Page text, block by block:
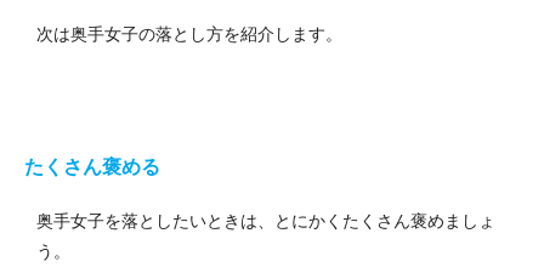
次は奥手女子の落とし方を紹介します。
たくさん褒める
奥手女子を落としたいときは、とにかくたくさん褒めましょ
う。